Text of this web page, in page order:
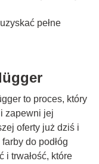
pełne
to proces, który
zapewni jej
oferty już dziś i
do podłóg
i trwałość, które